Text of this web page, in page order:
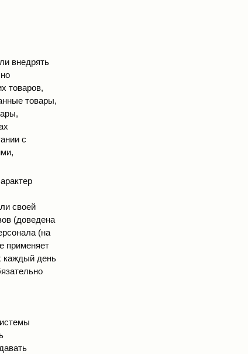
внедрять
товаров,
товары,
с
своей
(доведена
(на
применяет
каждый день